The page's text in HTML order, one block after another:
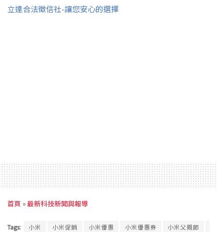
立達合法徵信社-讓您安心的選擇
首頁 »最新科技新聞與報導
Tags: 小米 小米促銷 小米優惠 小米優惠券 小米父親節